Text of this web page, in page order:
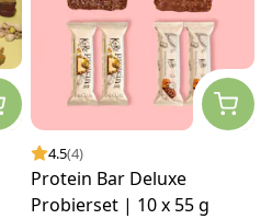
4.5(4)
Protein Bar Deluxe
Probierset | 10 x 55 g